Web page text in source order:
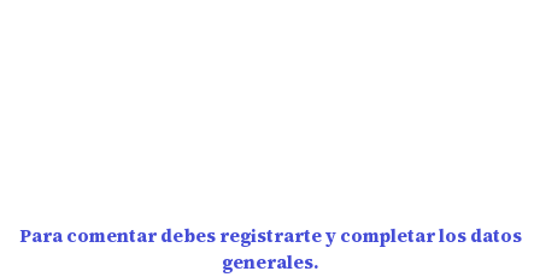
Para comentar debes registrarte y completar los datos
generales.